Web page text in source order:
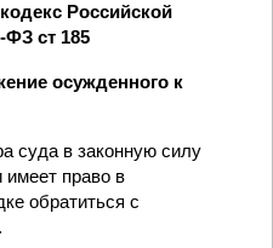
Российской
ФЗ ст 185
осужденного к
суда в законную силу
имеет право в
обратиться с